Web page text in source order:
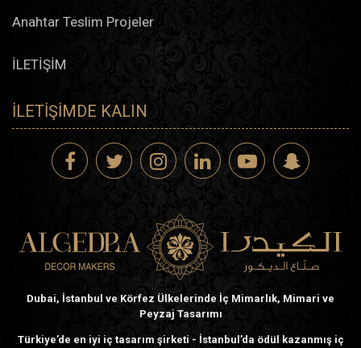
Anahtar Teslim Projeler
İLETİŞİM
İLETIŞIMDE KALIN
Dubai, İstanbul ve Körfez Ülkelerinde İç Mimarlık, Mimari ve
Peyzaj Tasarımı
Türkiye’de en iyi iç tasarım şirketi - İstanbul’da ödül kazanmış iç